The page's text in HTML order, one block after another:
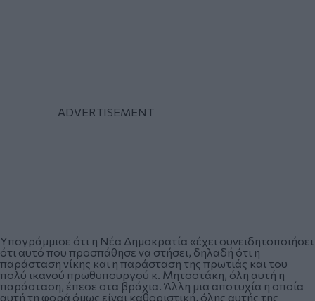
Υπογράμμισε ότι η Νέα Δημοκρατία «έχει συνειδητοποιήσει
ότι αυτό που προσπάθησε να στήσει, δηλαδή ότι η
παράσταση νίκης και η παράσταση της πρωτιάς και του
πολύ ικανού πρωθυπουργού κ. Μητσοτάκη, όλη αυτή η
παράσταση, έπεσε στα βράχια. Άλλη μια αποτυχία η οποία
αυτή τη φορά όμως είναι καθοριστική, όλης αυτής της